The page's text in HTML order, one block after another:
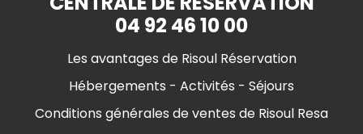
04 92 46 10 00
Les avantages de Risoul Réservation
Hébergements - Activités - Séjours
Conditions générales de ventes de Risoul Resa